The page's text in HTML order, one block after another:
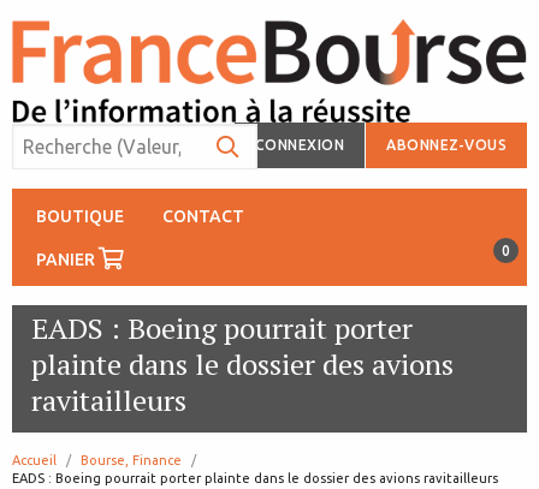
CONNEXION ABONNEZ-VOUS
BOUTIQUE CONTACT
PANIER 0
EADS : Boeing pourrait porter
plainte dans le dossier des avions
ravitailleurs
Accueil
Bourse, Finance
page:
EADS : Boeing pourrait porter plainte dans le dossier des avions ravitailleurs